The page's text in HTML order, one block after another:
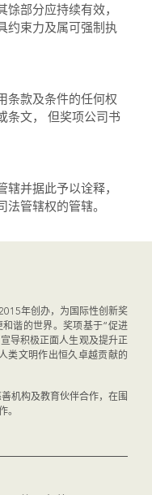
馀部分应持续有效，
约束力及属可强制执
条款及条件的任何权
条文， 但奖项公司书
并据此予以诠释，
法管辖权的管辖。
年创办，为国际性创新奖
谐的世界。奖项基于“促进
导积极正面人生观及提升正
类文明作出恒久卓越贡献的
机构及教育伙伴合作，在围
。